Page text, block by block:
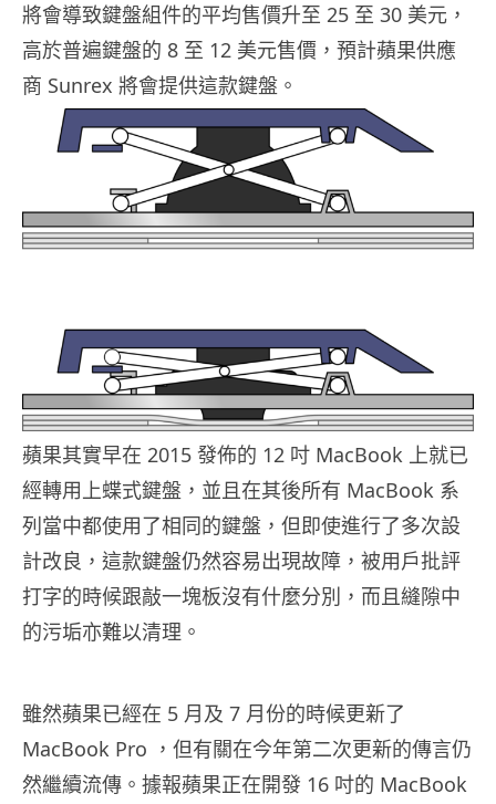
將會導致鍵盤組件的平均售價升至 25 至 30 美元，
高於普遍鍵盤的 8 至 12 美元售價，預計蘋果供應
商 Sunrex 將會提供這款鍵盤。
蘋果其實早在 2015 發佈的 12 吋 MacBook 上就已
經轉用上蝶式鍵盤，並且在其後所有 MacBook 系
列當中都使用了相同的鍵盤，但即使進行了多次設
計改良，這款鍵盤仍然容易出現故障，被用戶批評
打字的時候跟敲一塊板沒有什麼分別，而且縫隙中
的污垢亦難以清理。
雖然蘋果已經在 5 月及 7 月份的時候更新了
MacBook Pro ，但有關在今年第二次更新的傳言仍
然繼續流傳。據報蘋果正在開發 16 吋的 MacBook